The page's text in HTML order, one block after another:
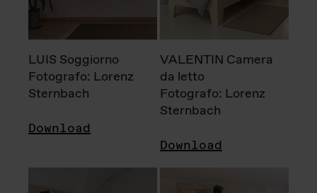
LUIS Soggiorno
Fotografo: Lorenz
Sternbach
Download
VALENTIN Camera
da letto
Fotografo: Lorenz
Sternbach
Download